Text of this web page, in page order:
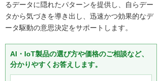
るデータに隠れたパターンを提供し、自らデー
タから気づきを導き出し、迅速かつ効果的なデ
ータ駆動の意思決定をサポートします。
AI・IoT製品の選び方や価格のご相談など、
分かりやすくお答えします。